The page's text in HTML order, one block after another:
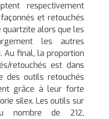
respectivement
et retouchés
alors que les
les autres
Au final, la proportion
retouchés est dans
des outils retouchés
grâce à leur forte
silex. Les outils sur
nombre de 212,